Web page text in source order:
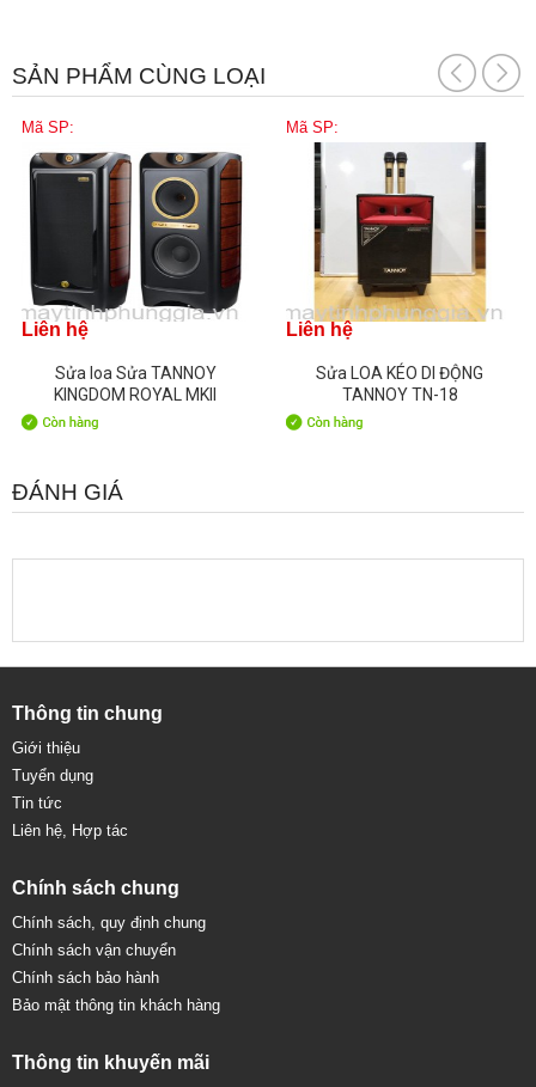
SẢN PHẨM CÙNG LOẠI
Mã SP:
Liên hệ
Sửa loa Sửa TANNOY
KINGDOM ROYAL MKII
Mã SP:
Liên hệ
Sửa LOA KÉO DI ĐỘNG
TANNOY TN-18
ĐÁNH GIÁ
Thông tin chung
Giới thiệu
Tuyển dụng
Tin tức
Liên hệ, Hợp tác
Chính sách chung
Chính sách, quy định chung
Chính sách vận chuyển
Chính sách bảo hành
Bảo mật thông tin khách hàng
Thông tin khuyến mãi